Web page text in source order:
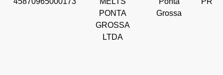
PONTA
GROSSA
LTDA
Grossa